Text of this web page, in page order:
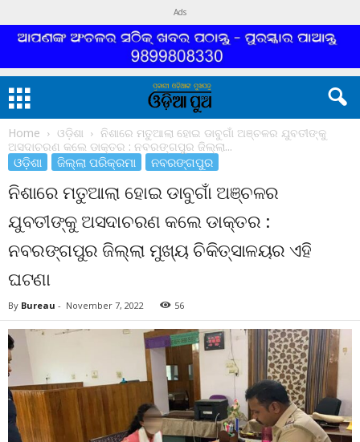
Ads
Home ଓଡ଼ିଶା
ନିଶାରେ ମତୁଆଲା ହୋଇ ଡାବୁଗାଁ ଅଞ୍ଚଳର ଯୁବତୀଙ୍କୁ
ଅସଦାଚରଣ କଲେ ଡାକ୍ତର : ନବରଙ୍ଗପୁର ଜିଲ୍ଲା...
ଓଡ଼ିଶା ଜିଲ୍ଲା ପରିକ୍ରମା ନବରଙ୍ଗପୁର
ନିଶାରେ ମତୁଆଲା ହୋଇ ଡାବୁଗାଁ ଅଞ୍ଚଳର
ଯୁବତୀଙ୍କୁ ଅସଦାଚରଣ କଲେ ଡାକ୍ତର :
ନବରଙ୍ଗପୁର ଜିଲ୍ଲା ମୁଖ୍ୟ ଚିକିତ୍ସାଳୟର ଏହି
ଘଟଣା
By Bureau - November 7, 2022 56